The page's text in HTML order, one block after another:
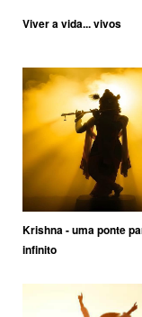
Viver a vida... vivos
Krishna - uma ponte
infinito